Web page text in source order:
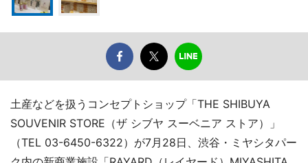
土産などを扱うコンセプトショップ「THE SHIBUYA
SOUVENIR STORE（ザ シブヤ スーベニア ストア）」
（TEL 03-6450-6322）が7月28日、渋谷・ミヤシタパー